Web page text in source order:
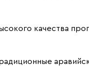
качества